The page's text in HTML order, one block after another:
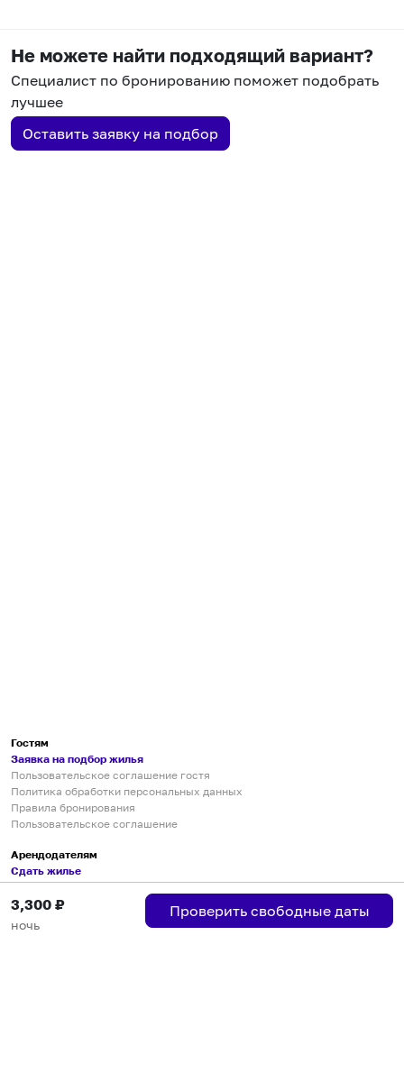
Не можете найти подходящий вариант?
Специалист по бронированию поможет подобрать
лучшее
Оставить заявку на подбор
3,300 ₽
ночь
Проверить свободные даты
Гостям
Заявка на подбор жилья
Пользовательское соглашение гостя
Политика обработки персональных данных
Правила бронирования
Пользовательское соглашение
Арендодателям
Сдать жилье
Пользовательское соглашение
Правила публикации объявлений